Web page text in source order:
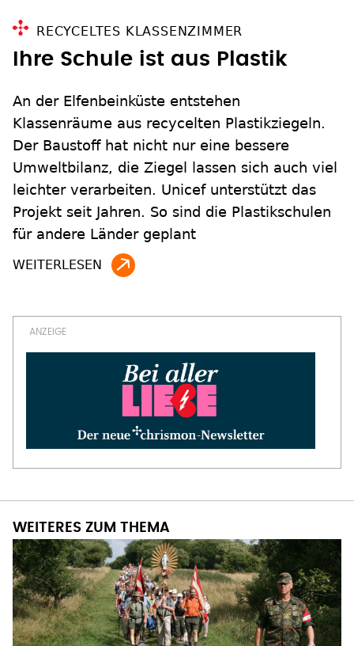
RECYCELTES KLASSENZIMMER
Ihre Schule ist aus Plastik
An der Elfenbeinküste ­entstehen
Klassenräume aus recycelten Plastikziegeln.
Der Baustoff hat nicht nur eine bessere
Umweltbilanz, die Ziegel lassen sich auch viel
leichter verarbeiten. Unicef unterstützt das
Projekt seit Jahren. So sind die Plastikschulen
für andere Länder geplant
WEITERES ZUM THEMA